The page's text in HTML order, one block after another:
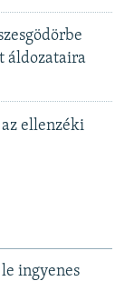
áldozataira
ellenzéki
ingyenes